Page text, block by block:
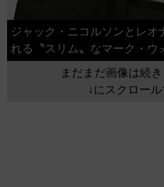
ジャック・ニコルソンとレオ
れる〝スリム〟なマーク・ウ
まだまだ画像は続
↓にスクロー